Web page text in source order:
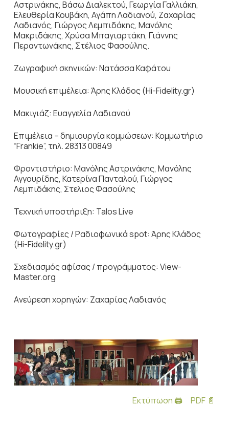
Αστρινάκης, Βάσω Διαλεκτού, Γεωργία Γαλλιάκη,
Ελευθερία Κουβάκη, Αγάπη Λαδιανού, Ζαχαρίας
Λαδιανός, Γιώργος Λεμπιδάκης, Mανόλης
Μακριδάκης, Χρύσα Μπαγιαρτάκη, Γιάννης
Περαντωνάκης, Στέλιος Φασούλης.
Ζωγραφική σκηνικών: Νατάσσα Καφάτου
Μουσική επιμέλεια: Άρης Κλάδος (Hi-Fidelity.gr)
Μακιγιάζ: Ευαγγελία Λαδιανού
Επιμέλεια – δημιουργία κομμώσεων: Κομμωτήριο
“Frankie”, τηλ. 28313 00849
Φροντιστήριο: Μανόλης Αστρινάκης, Μανόλης
Αγγουρίδης, Κατερίνα Πανταλού, Γιώργος
Λεμπιδάκης, Στελιος Φασούλης
Τεχνική υποστήριξη: Talos Live
Φωτογραφίες / Ραδιοφωνικά spot: Άρης Κλάδος
(Hi-Fidelity.gr)
Σχεδιασμός αφίσας / προγράμματος: View-
Master.org
Aνεύρεση χορηγών: Ζαχαρίας Λαδιανός
Εκτύπωση 🖨 PDF 📄